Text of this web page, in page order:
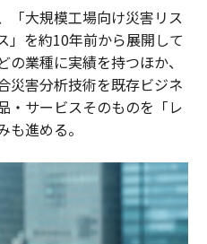
「大規模工場向け災害リス
」を約10年前から展開して
業種に実績を持つほか、
災害分析技術を既存ビジネ
・サービスそのものを「レ
進める。